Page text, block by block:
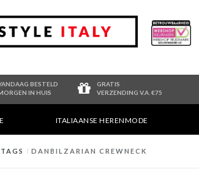
BESTELD
IN HUIS
GRATIS
VERZENDING V.A. €75
ITALIAANSE HERENMODE
TAGS / DANBILZARIAN CREWNECK